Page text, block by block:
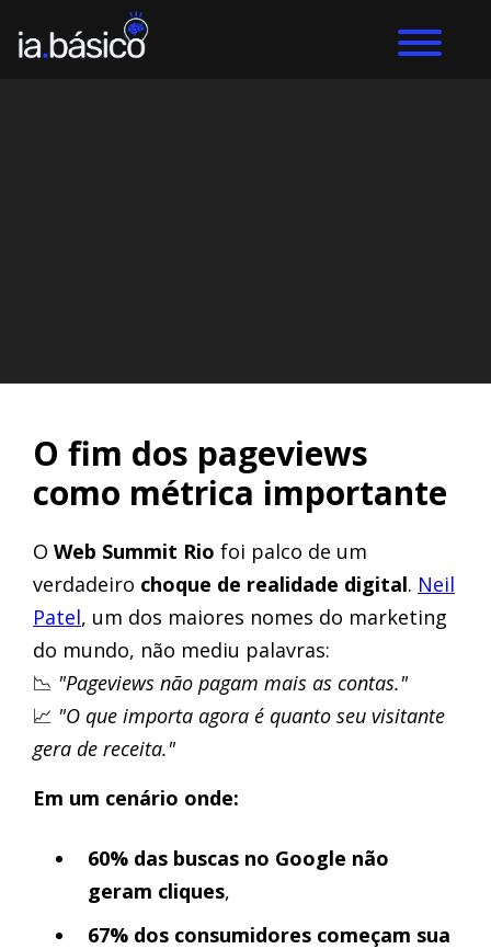
O fim dos pageviews
como métrica importante
O Web Summit Rio foi palco de um
verdadeiro choque de realidade digital. Neil
Patel, um dos maiores nomes do marketing
do mundo, não mediu palavras:
📉 "Pageviews não pagam mais as contas."
📈 "O que importa agora é quanto seu visitante
gera de receita."
Em um cenário onde:
60% das buscas no Google não
geram cliques,
67% dos consumidores começam sua